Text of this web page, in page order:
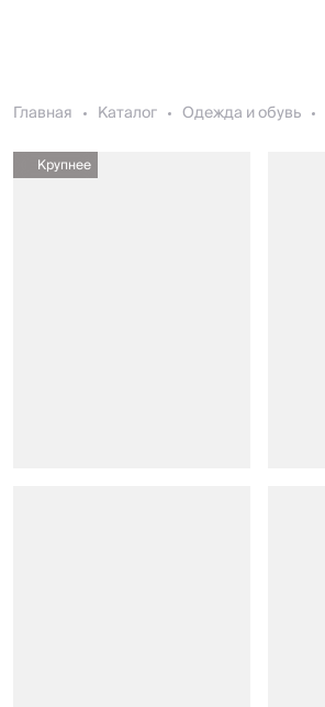
Главная Каталог Одежда и обувь
Крупнее